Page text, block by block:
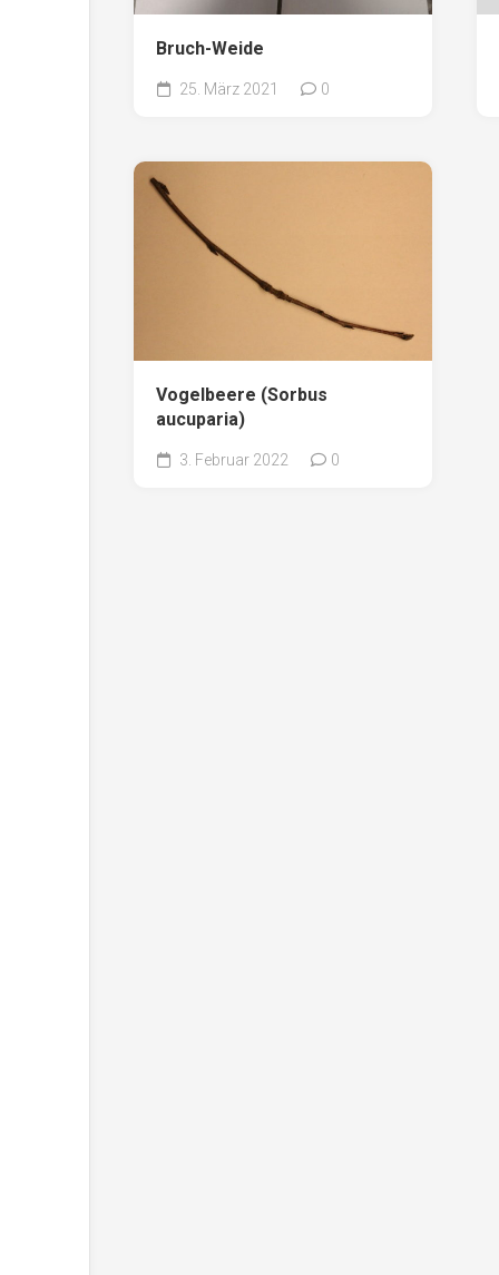
Bruch-Weide
25. März 2021 0
Vogelbeere (Sorbus
aucuparia)
3. Februar 2022 0